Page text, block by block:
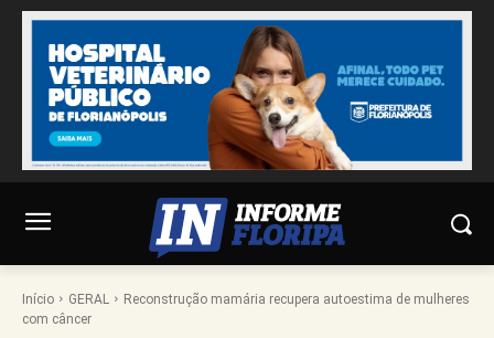
Início GERAL
Reconstrução mamária recupera autoestima de mulheres
com câncer